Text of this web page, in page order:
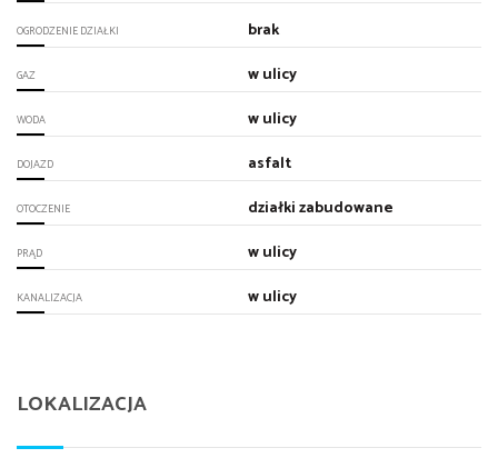
OGRODZENIE DZIAŁKI brak
GAZ w ulicy
WODA w ulicy
DOJAZD asfalt
OTOCZENIE działki zabudowane
PRĄD w ulicy
KANALIZACJA w ulicy
LOKALIZACJA